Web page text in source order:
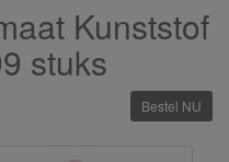
Kunststof
stuks
Bestel NU